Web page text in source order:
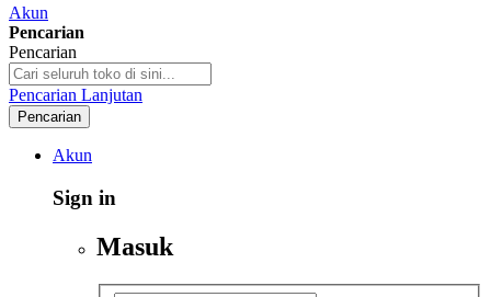
Akun
Pencarian
Pencarian
Pencarian Lanjutan
Pencarian
Akun
Sign in
Masuk